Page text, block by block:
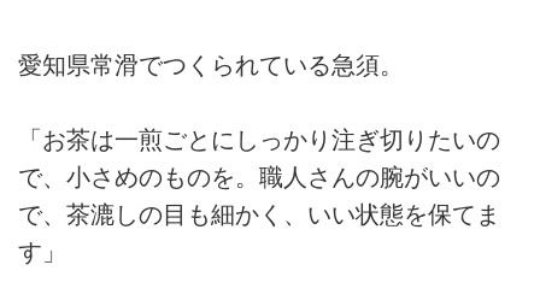
愛知県常滑でつくられている急須。
「お茶は一煎ごとにしっかり注ぎ切りたいの
で、小さめのものを。職人さんの腕がいいの
で、茶漉しの目も細かく、いい状態を保てま
す」